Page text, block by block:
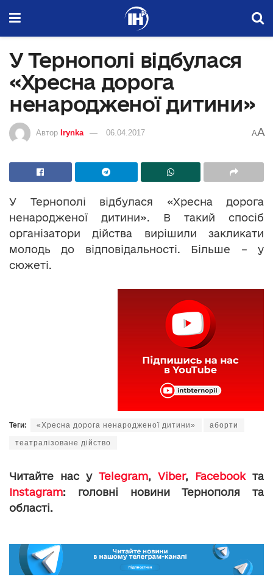
У Тернополі відбулася
«Хресна дорога
ненародженої дитини»
Автор Irynka 06.04.2017 AA
У Тернополі відбулася «Хресна дорога
ненародженої дитини». В такий спосіб
організатори дійства вирішили закликати
молодь до відповідальності. Більше – у
сюжеті.
Теги: «Хресна дорога ненародженої дитини» аборти
театралізоване дійство
Читайте нас у Telegram, Viber, Facebookта
Instagram: головні новини Тернополя та
області.